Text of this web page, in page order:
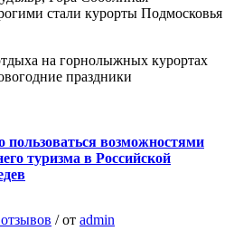
стали курорты Подмосковья
пользоваться возможностями
туризма в Российской
/от admin